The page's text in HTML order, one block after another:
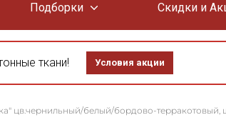
Подборки Скидки и
ткани! Условия акции
цв.чернильный/белый/бордово-терракотовый,